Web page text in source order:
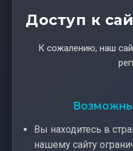
Доступ к
К сожалению, наш
Вы находитесь в
нашему сайту